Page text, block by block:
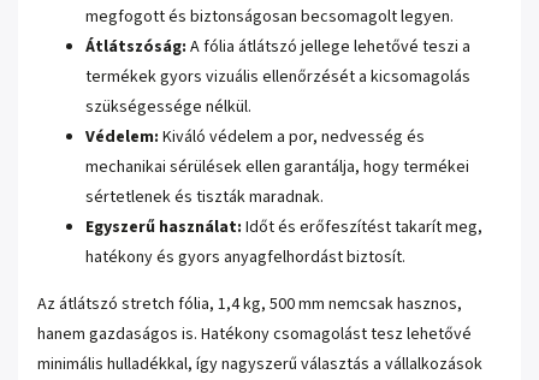
megfogott és biztonságosan becsomagolt legyen.
Átlátszóság: A fólia átlátszó jellege lehetővé teszi a
termékek gyors vizuális ellenőrzését a kicsomagolás
szükségessége nélkül.
Védelem: Kiváló védelem a por, nedvesség és
mechanikai sérülések ellen garantálja, hogy termékei
sértetlenek és tiszták maradnak.
Egyszerű használat: Időt és erőfeszítést takarít meg,
hatékony és gyors anyagfelhordást biztosít.
Az átlátszó stretch fólia, 1,4 kg, 500 mm nemcsak hasznos,
hanem gazdaságos is. Hatékony csomagolást tesz lehetővé
minimális hulladékkal, így nagyszerű választás a vállalkozások